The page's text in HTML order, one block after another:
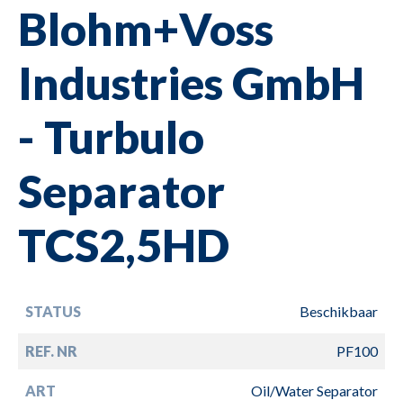
Blohm+Voss
Industries GmbH
- Turbulo
Separator
TCS2,5HD
STATUS Beschikbaar
REF. NR PF100
ART Oil/Water Separator